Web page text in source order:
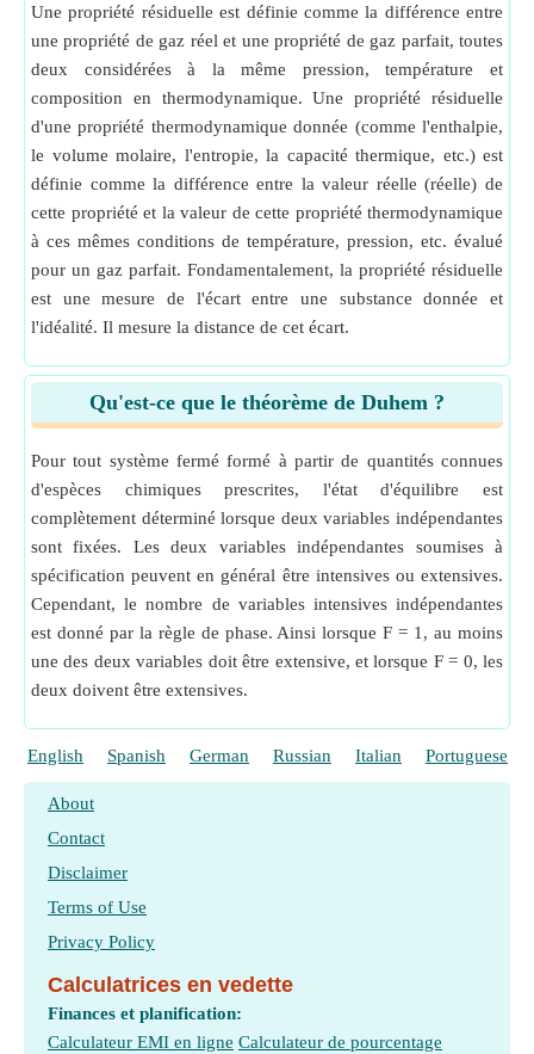
Une propriété résiduelle est définie comme la différence entre
une propriété de gaz réel et une propriété de gaz parfait, toutes
deux considérées à la même pression, température et
composition en thermodynamique. Une propriété résiduelle
d'une propriété thermodynamique donnée (comme l'enthalpie,
le volume molaire, l'entropie, la capacité thermique, etc.) est
définie comme la différence entre la valeur réelle (réelle) de
cette propriété et la valeur de cette propriété thermodynamique
à ces mêmes conditions de température, pression, etc. évalué
pour un gaz parfait. Fondamentalement, la propriété résiduelle
est une mesure de l'écart entre une substance donnée et
l'idéalité. Il mesure la distance de cet écart.
Qu'est-ce que le théorème de Duhem ?
Pour tout système fermé formé à partir de quantités connues
d'espèces chimiques prescrites, l'état d'équilibre est
complètement déterminé lorsque deux variables indépendantes
sont fixées. Les deux variables indépendantes soumises à
spécification peuvent en général être intensives ou extensives.
Cependant, le nombre de variables intensives indépendantes
est donné par la règle de phase. Ainsi lorsque F = 1, au moins
une des deux variables doit être extensive, et lorsque F = 0, les
deux doivent être extensives.
English Spanish German Russian Italian Portuguese
About
Contact
Disclaimer
Terms of Use
Privacy Policy
Calculatrices en vedette
Finances et planification:
Calculateur EMI en ligne Calculateur de pourcentage